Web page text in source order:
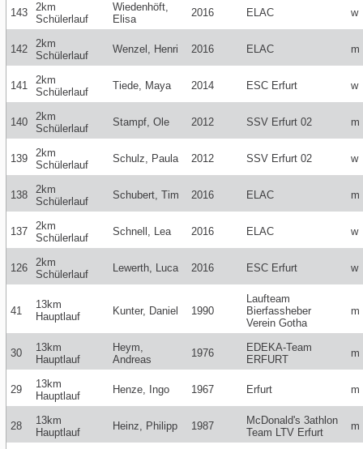
143
2km
Schülerlauf
Wiedenhöft,
Elisa
2016 ELAC w
142
2km
Schülerlauf
Wenzel, Henri 2016 ELAC m
141
2km
Schülerlauf
Tiede, Maya 2014 ESC Erfurt w
140
2km
Schülerlauf
Stampf, Ole 2012 SSV Erfurt 02 m
139
2km
Schülerlauf
Schulz, Paula 2012 SSV Erfurt 02 w
138
2km
Schülerlauf
Schubert, Tim 2016 ELAC m
137
2km
Schülerlauf
Schnell, Lea 2016 ELAC w
126
2km
Schülerlauf
Lewerth, Luca 2016 ESC Erfurt w
41
13km
Hauptlauf
Kunter, Daniel 1990
Laufteam
Bierfassheber
Verein Gotha
m
30
13km
Hauptlauf
Heym,
Andreas
1976
EDEKA-Team
ERFURT
m
29
13km
Hauptlauf
Henze, Ingo 1967 Erfurt m
28
13km
Hauptlauf
Heinz, Philipp 1987
McDonald's 3athlon
Team LTV Erfurt
m